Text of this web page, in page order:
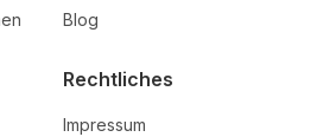
Blog
Rechtliches
Impressum